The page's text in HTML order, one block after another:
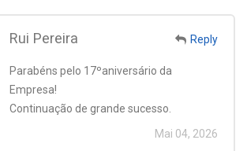
Rui Pereira Reply
Parabéns pelo 17ºaniversário da
Empresa!
Continuação de grande sucesso.
Mai 04, 2026